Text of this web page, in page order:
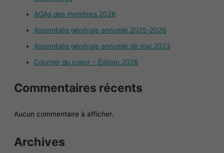
AGAs des membres 2026
Assemblée générale annuelle 2025-2026
Assemblée générale annuelle de mai 2023
Courrier du coeur – Édition 2026
Commentaires récents
Aucun commentaire à afficher.
Archives